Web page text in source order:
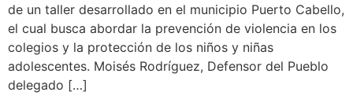
de un taller desarrollado en el municipio Puerto Cabello,
el cual busca abordar la prevención de violencia en los
colegios y la protección de los niños y niñas
adolescentes. Moisés Rodríguez, Defensor del Pueblo
delegado […]